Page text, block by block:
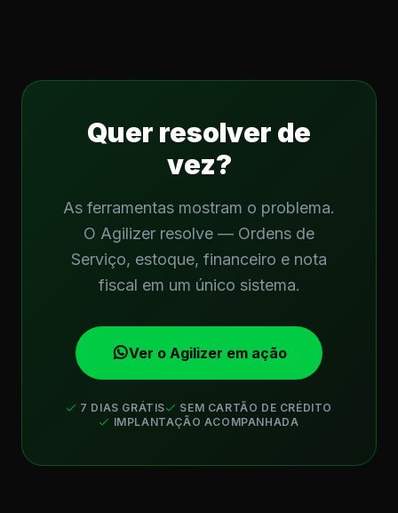
Quer resolver de
vez?
As ferramentas mostram o problema.
O Agilizer resolve — Ordens de
Serviço, estoque, financeiro e nota
fiscal em um único sistema.
Ver o Agilizer em ação
7 DIAS GRÁTIS
SEM CARTÃO DE CRÉDITO
IMPLANTAÇÃO ACOMPANHADA